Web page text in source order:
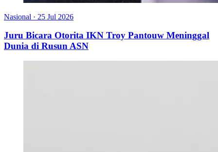
Nasional · 25 Jul 2026
Juru Bicara Otorita IKN Troy Pantouw Meninggal
Dunia di Rusun ASN